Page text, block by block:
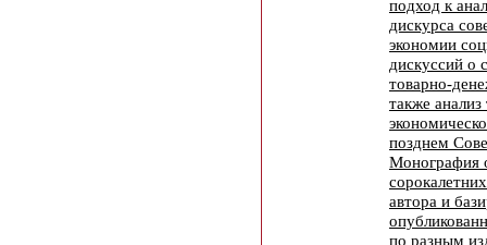
подход к
дискурса
экономии
дискуссий о
товарно-
также
позднем
Монография
автора и
по разным